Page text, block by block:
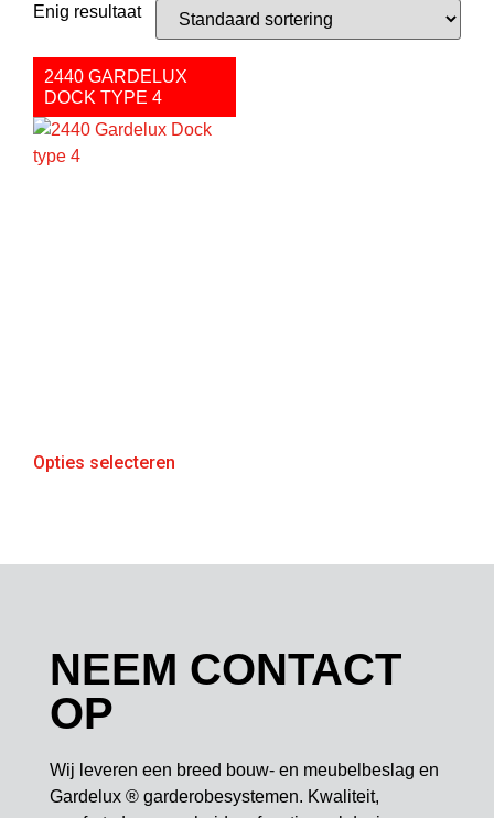
Enig resultaat
2440 GARDELUX
DOCK TYPE 4
Opties selecteren
NEEM CONTACT
OP
Wij leveren een breed bouw- en meubelbeslag en
Gardelux ® garderobesystemen. Kwaliteit,